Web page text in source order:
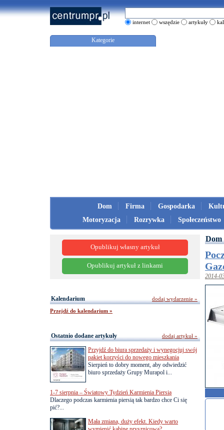
internet wszędzie artykuły
Kategorie
Dom Firma Gospodarka
Motoryzacja
Rozrywka Społeczeństwo
Dom
2014-
Opublikuj własny artykuł
Opublikuj artykuł z linkami
Kalendarium
Przejdź do kalendarium »
dodaj wydarzenie »
Ostatnio dodane artykuły
Przyjdź do biura sprzedaży i wynegocjuj swój
pakiet korzyści do nowego mieszkania
Sierpień to dobry moment, aby odwiedzić
biuro sprzedaży Grupy Murapol i...
1-7 sierpnia – Światowy Tydzień Karmienia Piersią
Dlaczego podczas karmienia piersią tak bardzo chce Ci się
pić?...
Mała zmiana, duży efekt. Kiedy warto
dodaj artykuł »